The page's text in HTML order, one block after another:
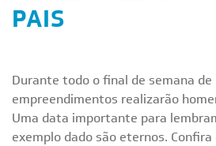
PAIS
Durante todo o final de semana de
empreendimentos realizarão
Uma data importante para
exemplo dado são eternos.